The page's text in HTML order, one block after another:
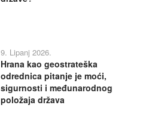
9. Lipanj 2026.
Hrana kao geostrateška
odrednica pitanje je moći,
sigurnosti i međunarodnog
položaja država